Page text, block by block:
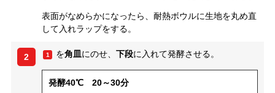
表面がなめらかになったら、耐熱ボウルに生地を丸め直
して入れラップをする。
2 1 を角皿にのせ、 下段に入れて発酵させる。
発酵40℃ 20～30分